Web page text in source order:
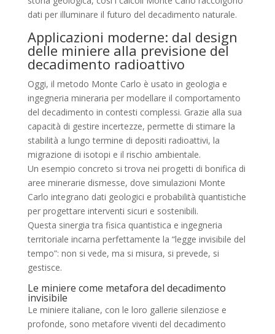
dati per illuminare il futuro del decadimento naturale.
Applicazioni moderne: dal design
delle miniere alla previsione del
decadimento radioattivo
Oggi, il metodo Monte Carlo è usato in geologia e
ingegneria mineraria per modellare il comportamento
del decadimento in contesti complessi. Grazie alla sua
capacità di gestire incertezze, permette di stimare la
stabilità a lungo termine di depositi radioattivi, la
migrazione di isotopi e il rischio ambientale.
Un esempio concreto si trova nei progetti di bonifica di
aree minerarie dismesse, dove simulazioni Monte
Carlo integrano dati geologici e probabilità quantistiche
per progettare interventi sicuri e sostenibili.
Questa sinergia tra fisica quantistica e ingegneria
territoriale incarna perfettamente la “legge invisibile del
tempo”: non si vede, ma si misura, si prevede, si
gestisce.
Le miniere come metafora del decadimento
invisibile
Le miniere italiane, con le loro gallerie silenziose e
profonde, sono metafore viventi del decadimento